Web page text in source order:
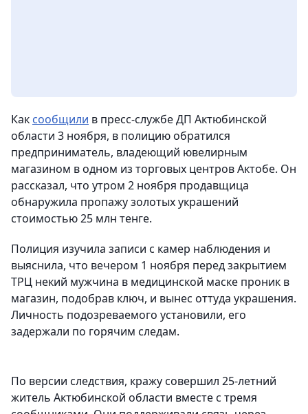
Как сообщили в пресс-службе ДП Актюбинской
области 3 ноября, в полицию обратился
предприниматель, владеющий ювелирным
магазином в одном из торговых центров Актобе. Он
рассказал, что утром 2 ноября продавщица
обнаружила пропажу золотых украшений
стоимостью 25 млн тенге.
Полиция изучила записи с камер наблюдения и
выяснила, что вечером 1 ноября перед закрытием
ТРЦ некий мужчина в медицинской маске проник в
магазин, подобрав ключ, и вынес оттуда украшения.
Личность подозреваемого установили, его
задержали по горячим следам.
По версии следствия, кражу совершил 25-летний
житель Актюбинской области вместе с тремя